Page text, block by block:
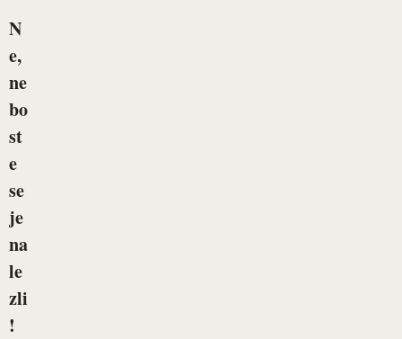
N
e,
ne
bo
st
e
se
je
na
le
zli
!